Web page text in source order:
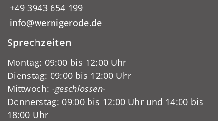
+49 3943 654 199
info@wernigerode.de
Sprechzeiten
Montag: 09:00 bis 12:00 Uhr
Dienstag: 09:00 bis 12:00 Uhr
Mittwoch: -geschlossen-
Donnerstag: 09:00 bis 12:00 Uhr und 14:00 bis
18:00 Uhr